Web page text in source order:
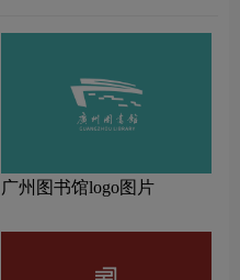
广州图书馆logo图片